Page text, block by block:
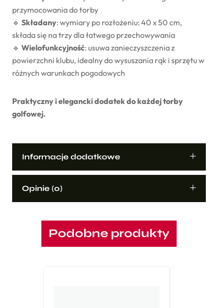
przymocowania do torby
🔹 Składany: wymiary po rozłożeniu: 40 x 50 cm,
składa się na trzy dla łatwego przechowywania
🔹 Wielofunkcyjność: usuwa zanieczyszczenia z
powierzchni klubu, idealny do wysuszania rąk i sprzętu w
różnych warunkach pogodowych
Praktyczny i elegancki dodatek do każdej torby
golfowej.
Informacje dodatkowe
Opinie (0)
Podobne produkty